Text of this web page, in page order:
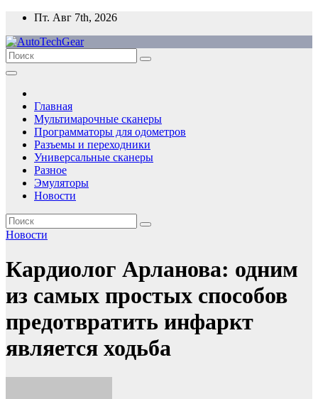
Перейти
содержимому
Пт. Авг 7th, 2026
Главная
Мультимарочные сканеры
Программаторы для одометров
Разъемы и переходники
Универсальные сканеры
Разное
Эмуляторы
Новости
Новости
Кардиолог Арланова: одним
из самых простых способов
предотвратить инфаркт
является ходьба